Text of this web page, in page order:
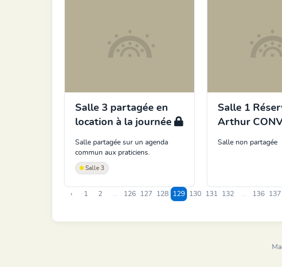
Salle 3 partagée en
location à la journée
Salle partagée sur un agenda
commun aux praticiens.
Salle 3
Salle 1
Arthur
Salle non partagée
‹ 1 2 126 127 128 129 130 131 132 136 137